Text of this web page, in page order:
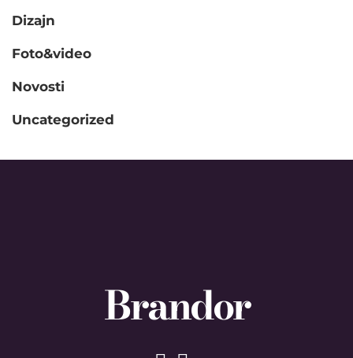
Dizajn
Foto&video
Novosti
Uncategorized
Brandor